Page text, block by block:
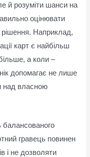
й розуміти шанси на
оцінювати
рішення. Наприклад,
карт є найбільш
а коли –
допомагає не лише
над власною
балансованого
гравець повинен
і не дозволяти